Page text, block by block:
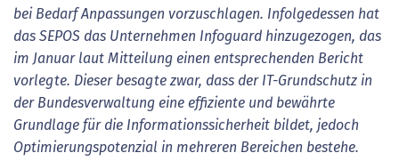
bei Bedarf Anpassungen vorzuschlagen. Infolgedessen hat
das SEPOS das Unternehmen Infoguard hinzugezogen, das
im Januar laut Mitteilung einen entsprechenden Bericht
vorlegte. Dieser besagte zwar, dass der IT-Grundschutz in
der Bundesverwaltung eine effiziente und bewährte
Grundlage für die Informationssicherheit bildet, jedoch
Optimierungspotenzial in mehreren Bereichen bestehe.